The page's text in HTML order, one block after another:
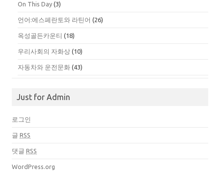
On This Day (3)
언어:에스페란토와 라틴어 (26)
옥성골든카운티 (18)
우리사회의 자화상 (10)
자동차와 운전문화 (43)
Just for Admin
로그인
글 RSS
댓글 RSS
WordPress.org